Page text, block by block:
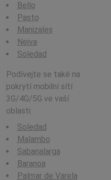
Bello
Pasto
Manizales
Neiva
Soledad
Podívejte se také na
pokrytí mobilní sítí
3G/4G/5G ve vaší
oblasti:
Soledad
Malambo
Sabanalarga
Baranoa
Palmar de Varela